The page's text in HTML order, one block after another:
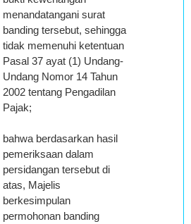
menandatangani surat
banding tersebut, sehingga
tidak memenuhi ketentuan
Pasal 37 ayat (1) Undang-
Undang Nomor 14 Tahun
2002 tentang Pengadilan
Pajak;
bahwa berdasarkan hasil
pemeriksaan dalam
persidangan tersebut di
atas, Majelis
berkesimpulan
permohonan banding